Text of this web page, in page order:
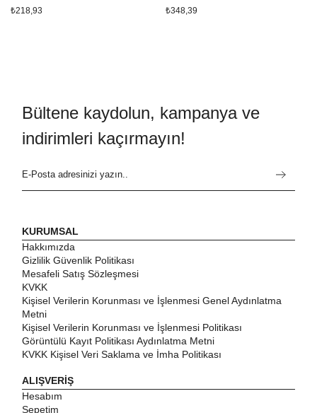
₺218,93
₺348,39
Bültene kaydolun, kampanya ve
indirimleri kaçırmayın!
KURUMSAL
Hakkımızda
Gizlilik Güvenlik Politikası
Mesafeli Satış Sözleşmesi
KVKK
Kişisel Verilerin Korunması ve İşlenmesi Genel Aydınlatma
Metni
Kişisel Verilerin Korunması ve İşlenmesi Politikası
Görüntülü Kayıt Politikası Aydınlatma Metni
KVKK Kişisel Veri Saklama ve İmha Politikası
ALIŞVERİŞ
Hesabım
Sepetim